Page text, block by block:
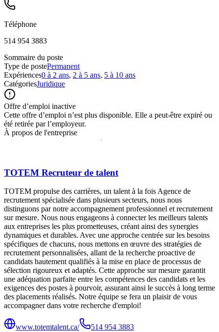
Téléphone
514 954 3883
Sommaire du poste
Type de postePermanent
Expériences0 à 2 ans, 2 à 5 ans, 5 à 10 ans
CatégoriesJuridique
Offre d’emploi inactive
Cette offre d’emploi n’est plus disponible. Elle a peut-être expiré ou
été retirée par l’employeur.
À propos de l'entreprise
TOTEM Recruteur de talent
TOTEM propulse des carrières, un talent à la fois Agence de
recrutement spécialisée dans plusieurs secteurs, nous nous
distinguons par notre accompagnement professionnel et recrutement
sur mesure. Nous nous engageons à connecter les meilleurs talents
aux entreprises les plus prometteuses, créant ainsi des synergies
dynamiques et durables. Avec une approche centrée sur les besoins
spécifiques de chacuns, nous mettons en œuvre des stratégies de
recrutement personnalisées, allant de la recherche proactive de
candidats hautement qualifiés à la mise en place de processus de
sélection rigoureux et adaptés. Cette approche sur mesure garantit
une adéquation parfaite entre les compétences des candidats et les
exigences des postes à pourvoir, assurant ainsi le succès à long terme
des placements réalisés. Notre équipe se fera un plaisir de vous
accompagner dans votre recherche d'emploi!
www.totemtalent.ca/ 514 954 3883